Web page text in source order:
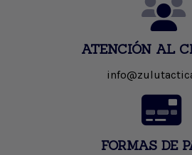
ATENCIÓN AL
FORMAS DE